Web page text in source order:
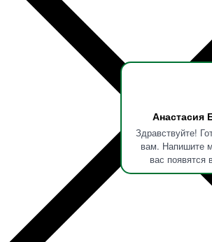
Анастасия
Здравствуйте!
вам. Напишите
вас появятся